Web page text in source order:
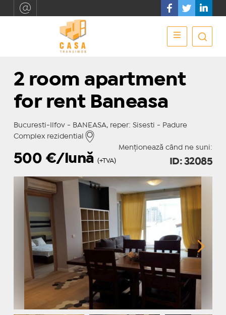
2 room apartment
for rent Baneasa
Bucuresti-Ilfov - BANEASA, reper: Sisesti - Padure
Complex rezidential
Menționează când ne suni:
500 €/lună (+TVA) ID: 32085